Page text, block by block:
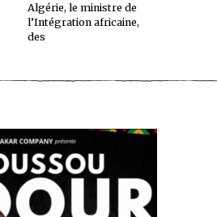
Algérie, le ministre de
l’Intégration africaine,
des